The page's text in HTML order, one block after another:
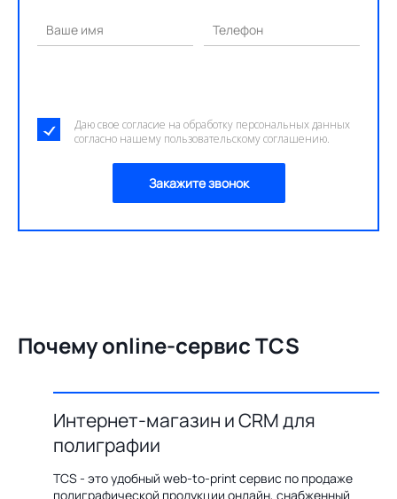
Ваше имя Телефон
Даю свое согласие на обработку персональных данных
согласно нашему пользовательскому соглашению.
Закажите звонок
Почему online-сервис TCS
Интернет-магазин и CRM для
полиграфии
TCS - это удобный web-to-print сервис по продаже
полиграфической продукции онлайн, снабженный